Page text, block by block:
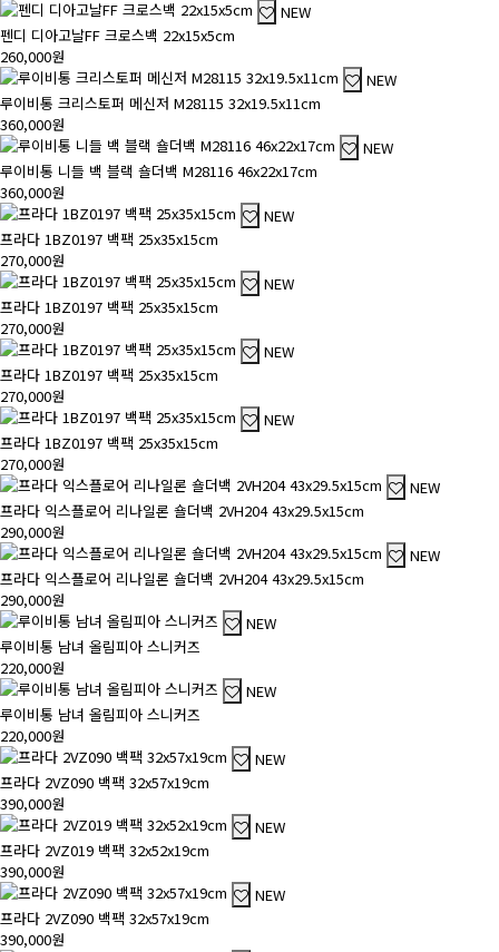
NEW
펜디 디아고날FF 크로스백 22x15x5cm
260,000원
NEW
루이비통 크리스토퍼 메신저 M28115 32x19.5x11cm
360,000원
NEW
루이비통 니들 백 블랙 숄더백 M28116 46x22x17cm
360,000원
NEW
프라다 1BZ0197 백팩 25x35x15cm
270,000원
NEW
프라다 1BZ0197 백팩 25x35x15cm
270,000원
NEW
프라다 1BZ0197 백팩 25x35x15cm
270,000원
NEW
프라다 1BZ0197 백팩 25x35x15cm
270,000원
NEW
프라다 익스플로어 리나일론 숄더백 2VH204 43x29.5x15cm
290,000원
NEW
프라다 익스플로어 리나일론 숄더백 2VH204 43x29.5x15cm
290,000원
NEW
루이비통 남녀 올림피아 스니커즈
220,000원
NEW
루이비통 남녀 올림피아 스니커즈
220,000원
NEW
프라다 2VZ090 백팩 32x57x19cm
390,000원
NEW
프라다 2VZ019 백팩 32x52x19cm
390,000원
NEW
프라다 2VZ090 백팩 32x57x19cm
390,000원